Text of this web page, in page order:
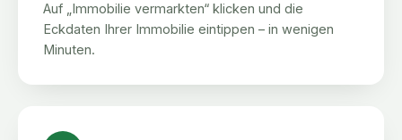
Auf „Immobilie vermarkten“ klicken und die
Eckdaten Ihrer Immobilie eintippen – in wenigen
Minuten.